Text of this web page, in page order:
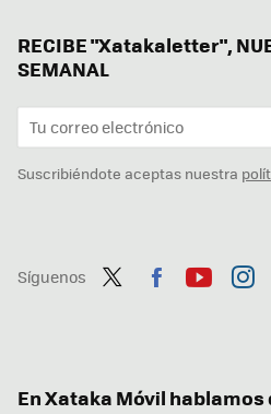
RECIBE "Xatakaletter",
SEMANAL
Suscribiéndote aceptas nuestra
Síguenos
En Xataka Móvil hablamos